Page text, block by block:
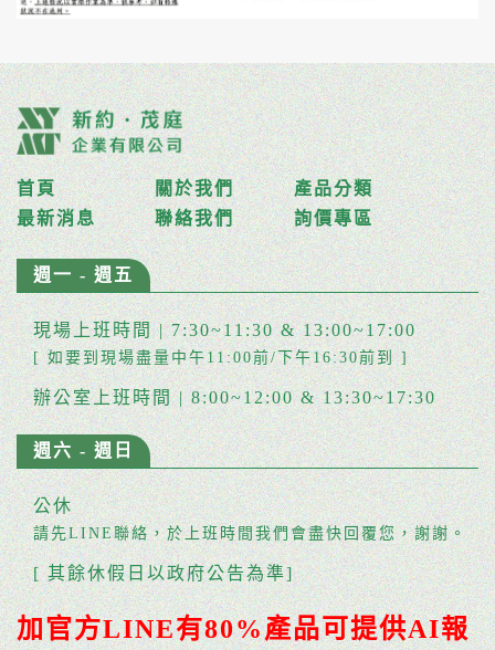
首頁 關於我們
產品分類
最新消息
聯絡我們 詢價專區
週一 - 週五
現場上班時間 | 7:30~11:30 & 13:00~17:00
[ 如要到現場盡量中午11:00前/下午16:30前到 ]
辦公室上班時間 | 8:00~12:00 & 13:30~17:30
週六 - 週日
公休
請先LINE聯絡，於上班時間我們會盡快回覆您，謝謝。
[ 其餘休假日以政府公告為準]
加官方LINE有80%產品可提供AI報